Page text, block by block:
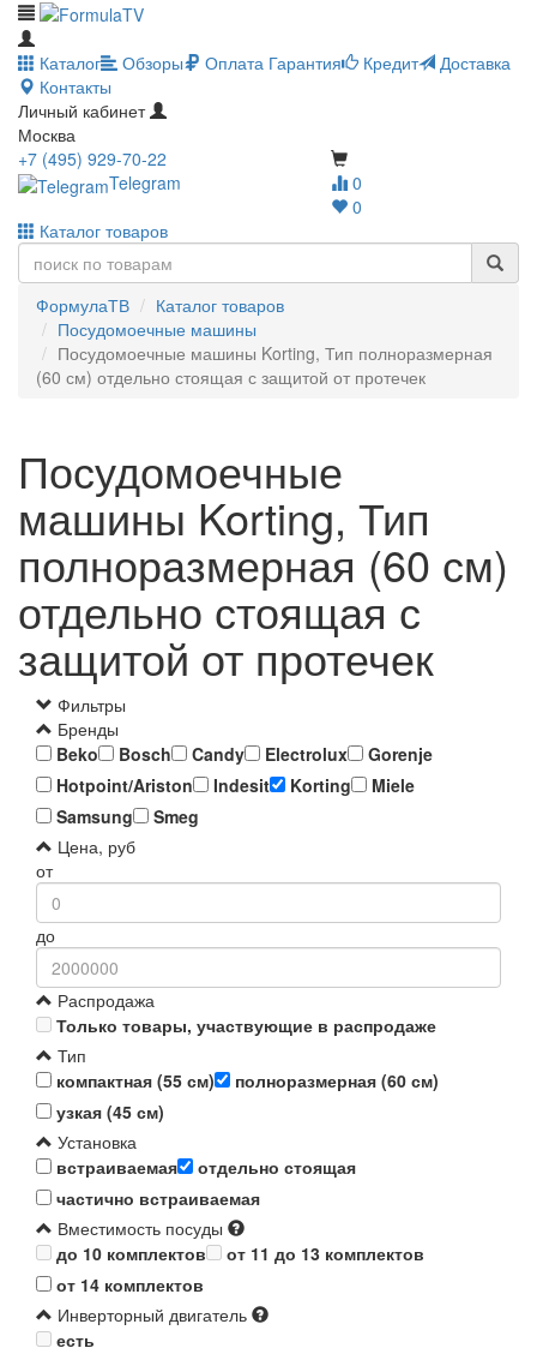
Каталог Обзоры Оплата Гарантия Кредит
Доставка
Контакты
Личный кабинет
Москва
0
0
+7 (495) 929-70-22
Telegram
Каталог товаров
ФормулаТВ
Каталог товаров
Посудомоечные машины
Посудомоечные машины Korting, Тип полноразмерная
(60 см) отдельно стоящая с защитой от протечек
Посудомоечные
машины Korting, Тип
полноразмерная (60 см)
отдельно стоящая с
защитой от протечек
Фильтры
Бренды
Beko
Bosch Candy Electrolux
Gorenje
Hotpoint/Ariston
Indesit Korting
Miele
Samsung
Smeg
Цена, руб
от
до
Распродажа
Только товары, участвующие в распродаже
Тип
компактная (55 см)
полноразмерная (60 см)
узкая (45 см)
Установка
встраиваемая
отдельно стоящая
частично встраиваемая
Вместимость посуды
до 10 комплектов
от 11 до 13 комплектов
от 14 комплектов
Инверторный двигатель
есть